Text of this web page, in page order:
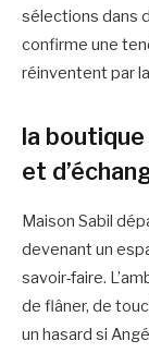
sélections dans
confirme une
réinventent par
la boutique
et
Maison Sabil
devenant un
savoir-faire.
de flâner, de
un hasard si